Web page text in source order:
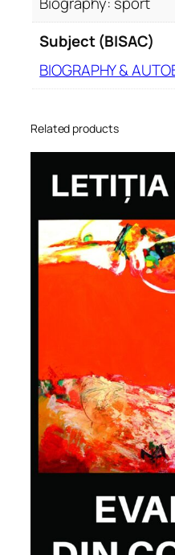
Subject (BISAC)
BIOGRAPHY &
Related products